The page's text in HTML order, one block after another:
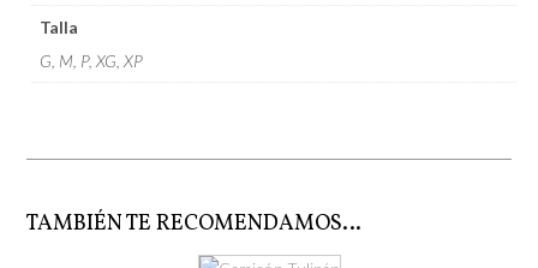
Talla
G, M, P, XG, XP
TAMBIÉN TE RECOMENDAMOS…